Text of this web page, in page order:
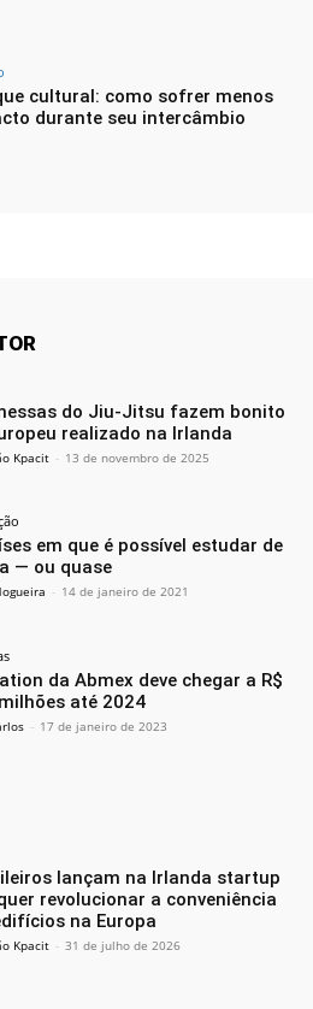
cultural: como sofrer menos
durante seu intercâmbio
do Jiu-Jitsu fazem bonito
realizado na Irlanda
Kpacit - 13 de novembro de 2025
em que é possível estudar de
— ou quase
- 14 de janeiro de 2021
da Abmex deve chegar a R$
até 2024
- 17 de janeiro de 2023
lançam na Irlanda startup
revolucionar a conveniência
na Europa
Kpacit - 31 de julho de 2026